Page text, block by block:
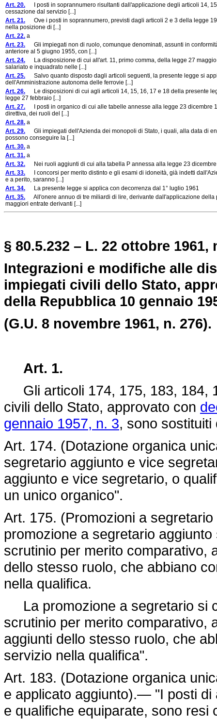
Art. 20. I posti in soprannumero risultanti dall'applicazione degli articoli 14,
cessazione dal servizio [...]
Art. 21. Ove i posti in soprannumero, previsti dagli articoli 2 e 3 della legge
nella posizione di [...]
Art. 22. a
Art. 23. Gli impiegati non di ruolo, comunque denominati, assunti in
anteriore al 5 giugno 1955, con [...]
Art. 24. La disposizione di cui all'art. 11, primo comma, della legge 27
salariato e inquadrato nelle [...]
Art. 25. Salvo quanto disposto dagli articoli seguenti, la presente legge si
dell'Amministrazione autonoma delle ferrovie [...]
Art. 26. Le disposizioni di cui agli articoli 14, 15, 16, 17 e 18 della presente
legge 27 febbraio [...]
Art. 27. I posti in organico di cui alle tabelle annesse alla legge 23 dicembre
direttiva, dei ruoli del [...]
Art. 28. a
Art. 29. Gli impiegati dell'Azienda dei monopoli di Stato, i quali, alla data di
possono conseguire la [...]
Art. 30. a
Art. 31. a
Art. 32. Nei ruoli aggiunti di cui alla tabella P annessa alla legge 23
Art. 33. I concorsi per merito distinto e gli esami di idoneità, già indetti
e a perito, saranno [...]
Art. 34. La presente legge si applica con decorrenza dal 1° luglio 1961
Art. 35. All'onere annuo di tre miliardi di lire, derivante dall'applicazione della
maggiori entrate derivanti [...]
§ 80.5.232 – L. 22 ottobre 1961,
Integrazioni e modifiche alle
impiegati civili dello Stato,
della Repubblica 10 gennaio
(G.U. 8 novembre 1961, n. 276).
Art. 1.
Gli articoli 174, 175, 183, 184,
civili dello Stato, approvato con
gennaio 1957, n. 3, sono sostituiti
Art. 174. (Dotazione organica
segretario aggiunto e vice
aggiunto e vice segretario, o
un unico organico".
Art. 175. (Promozioni a
promozione a segretario
scrutinio per merito comparativo,
dello stesso ruolo, che abbiano
nella qualifica.
La promozione a segretario si
scrutinio per merito comparativo,
aggiunti dello stesso ruolo, che
servizio nella qualifica".
Art. 183. (Dotazione organica
e applicato aggiunto).— "I posti di
e qualifiche equiparate, sono resi